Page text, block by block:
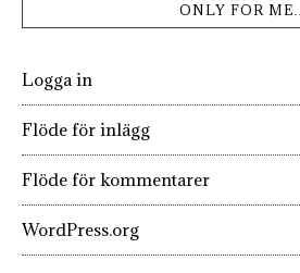
ONLY FOR ME…
Logga in
Flöde för inlägg
Flöde för kommentarer
WordPress.org